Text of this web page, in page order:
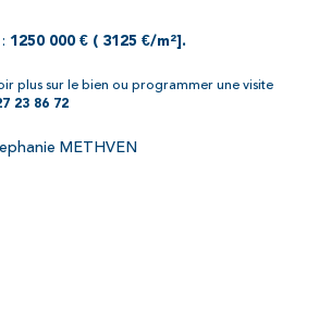
1250 000 € ( 3125 €/m²].
plus sur le bien ou programmer une visite
23 86 72
METHVEN